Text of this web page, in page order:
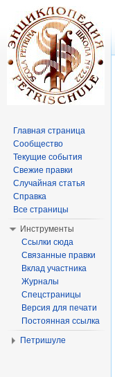
Главная страница
Сообщество
Текущие события
Свежие правки
Случайная статья
Справка
Все страницы
Инструменты
Ссылки сюда
Связанные правки
Вклад участника
Журналы
Спецстраницы
Версия для печати
Постоянная ссылка
Петришуле